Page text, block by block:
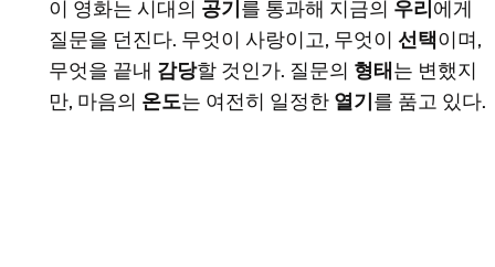
이 영화는 시대의 공기 를 통과해 지금의 우리 에게
질문을 던진다. 무엇이 사랑이고, 무엇이 선택이며,
무엇을 끝내 감당할 것인가. 질문의 형태 는 변했지
만, 마음의 온도는 여전히 일정한 열기 를 품고 있다.